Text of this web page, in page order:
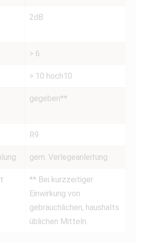
2dB
> 6
> 10 hoch10
gegeben**
R9
gem. Verlegeanleitung
** Bei kurzzeitiger
Einwirkung von
gebräuchlichen, haushalts
üblichen Mitteln.